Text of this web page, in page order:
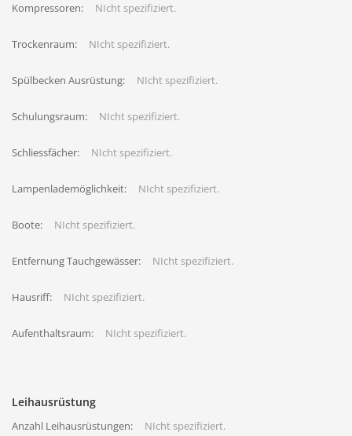
Kompressoren: NIcht spezifiziert.
Trockenraum: NIcht spezifiziert.
Spülbecken Ausrüstung: NIcht spezifiziert.
Schulungsraum: NIcht spezifiziert.
Schliessfächer: NIcht spezifiziert.
Lampenlademöglichkeit: NIcht spezifiziert.
Boote: NIcht spezifiziert.
Entfernung Tauchgewässer: NIcht spezifiziert.
Hausriff: NIcht spezifiziert.
Aufenthaltsraum: NIcht spezifiziert.
Leihausrüstung
Anzahl Leihausrüstungen: NIcht spezifiziert.